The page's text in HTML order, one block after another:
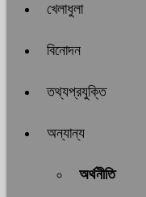
খেলাধুলা
বিনোদন
তথ্যপ্রযুক্তি
অন্যান্য
অর্থনীতি